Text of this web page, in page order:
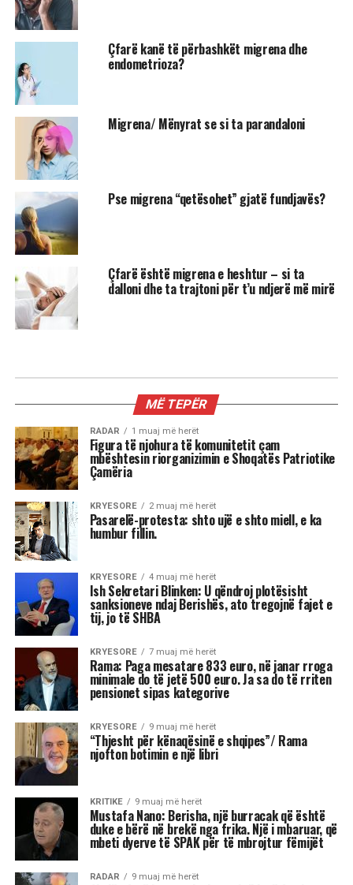
Çfarë kanë të përbashkët migrena dhe
endometrioza?
Migrena/ Mënyrat se si ta parandaloni
Pse migrena “qetësohet” gjatë fundjavës?
Çfarë është migrena e heshtur – si ta
dalloni dhe ta trajtoni për t’u ndjerë më mirë
3 shenjat më xheloze të horoskopit
Astrologjia tregon se disa shenja të zodiakut
janë më të prirura të përjetojnë xhelozi, për
shkak të pasigurisë, krenarisë ose nevojës së
fortë për njohje.
Kjo dinamikë shpesh sjell tensione dhe konflikte,
si në jetën personale, ashtu edhe në atë
profesionale.
Më poshtë janë tre shenjat e zodiakut që
konsiderohen më xheloze:
Akrepi
I njohur për intensitetin e tij emocional, akrepi
shpesh konkurron në heshtje. Kur ndjen se është
tejkaluar, mund të mbajë mëri dhe të tërhiqet